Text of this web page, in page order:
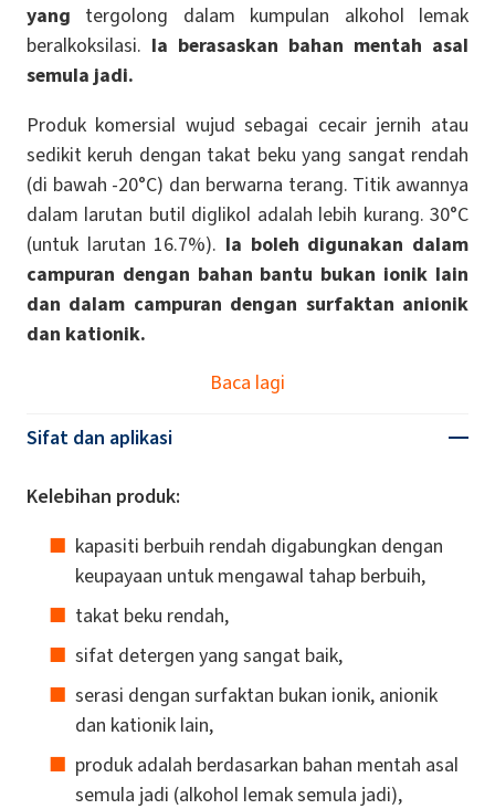
yang tergolong dalam kumpulan alkohol lemak
beralkoksilasi. Ia berasaskan bahan mentah asal
semula jadi.
Produk komersial wujud sebagai cecair jernih atau
sedikit keruh dengan takat beku yang sangat rendah
(di bawah -20°C) dan berwarna terang. Titik awannya
dalam larutan butil diglikol adalah lebih kurang. 30°C
(untuk larutan 16.7%). Ia boleh digunakan dalam
campuran dengan bahan bantu bukan ionik lain
dan dalam campuran dengan surfaktan anionik
dan kationik.
Baca lagi
Sifat dan aplikasi
Kelebihan produk:
kapasiti berbuih rendah digabungkan dengan
keupayaan untuk mengawal tahap berbuih,
takat beku rendah,
sifat detergen yang sangat baik,
serasi dengan surfaktan bukan ionik, anionik
dan kationik lain,
produk adalah berdasarkan bahan mentah asal
semula jadi (alkohol lemak semula jadi),